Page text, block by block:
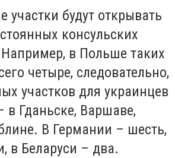
участки будут открывать
консульских
в Польше таких
четыре, следовательно,
участков для украинцев
в Гданьске, Варшаве,
В Германии – шесть,
в Беларуси – два.